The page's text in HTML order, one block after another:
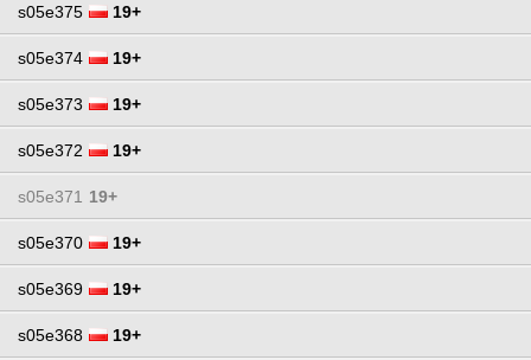
s05e375 19+
s05e374 19+
s05e373 19+
s05e372 19+
s05e371 19+
s05e370 19+
s05e369 19+
s05e368 19+